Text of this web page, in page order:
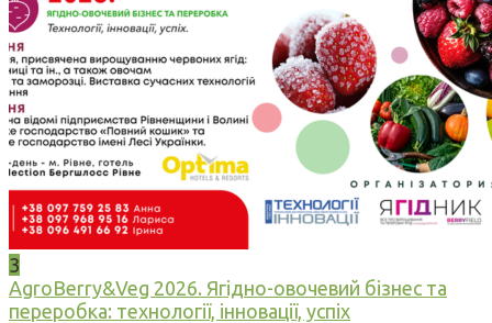
3
AgroBerry&Veg 2026. Ягідно-овочевий бізнес та
переробка: технології, інновації, успіх